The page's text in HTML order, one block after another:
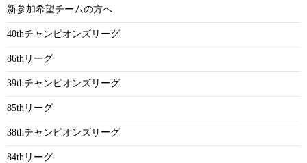
新参加希望チームの方へ
40thチャンピオンズリーグ
86thリーグ
39thチャンピオンズリーグ
85thリーグ
38thチャンピオンズリーグ
84thリーグ